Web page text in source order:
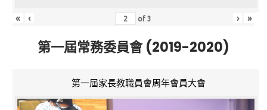
« ‹ of3 › »
第一屆常務委員會 (2019-2020)
第一屆家長教職員會周年會員大會